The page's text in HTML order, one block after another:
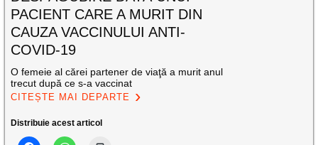
PACIENT CARE A MURIT DIN
CAUZA VACCINULUI ANTI-
COVID-19
O femeie al cărei partener de viaţă a murit anul
trecut după ce s-a vaccinat
CITEȘTE MAI DEPARTE
Distribuie acest articol